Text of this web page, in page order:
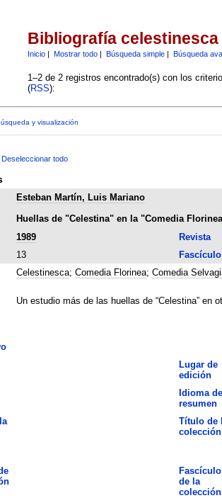
Bibliografía celestinesca
Inicio| Mostrar todo| Búsqueda simple| Búsqueda
1–2 de 2 registros encontrado(s) con los
(RSS):
y visualización
Deseleccionar todo
Esteban Martín, Luis Mariano
Huellas de "Celestina" en la "Comedia
1989
Revista
13
Fascículo
Celestinesca; Comedia Florinea; Comedia
Un estudio más de las huellas de “Celestina” en
Lugar de
edición
Idioma
resumen
Título de
colección
Fascículo
de la
colección